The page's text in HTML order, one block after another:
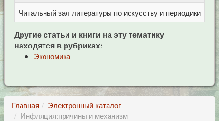
Читальный зал литературы по искусству и периодики
Другие статьи и книги на эту тематику
находятся в рубриках:
Экономика
Главная
Электронный каталог
Инфляция:причины и механизм